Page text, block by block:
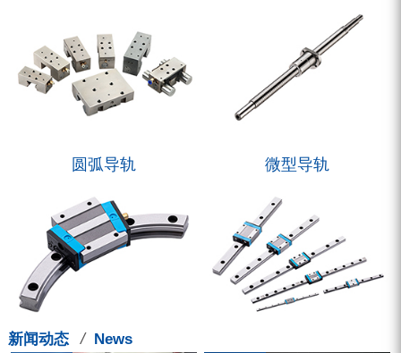
圆弧导轨 微型导轨
新闻动态 /News